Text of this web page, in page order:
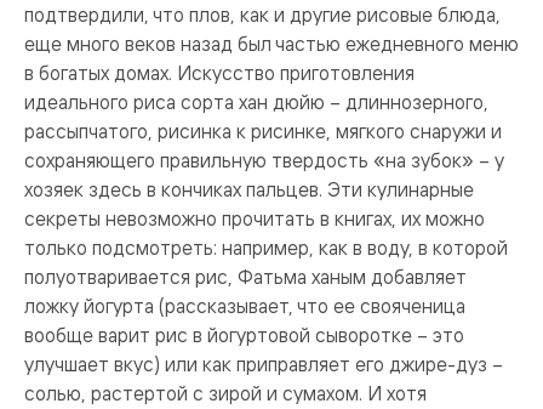
подтвердили, что плов, как и другие рисовые блюда,
еще много веков назад был частью ежедневного меню
в богатых домах. Искусство приготовления
идеального риса сорта хан дюйю – длиннозерного,
рассыпчатого, рисинка к рисинке, мягкого снаружи и
сохраняющего правильную твердость «на зубок» – у
хозяек здесь в кончиках пальцев. Эти кулинарные
секреты невозможно прочитать в книгах, их можно
только подсмотреть: например, как в воду, в которой
полуотваривается рис, Фатьма ханым добавляет
ложку йогурта (рассказывает, что ее свояченица
вообще варит рис в йогуртовой сыворотке – это
улучшает вкус) или как приправляет его джире-дуз –
солью, растертой с зирой и сумахом. И хотя